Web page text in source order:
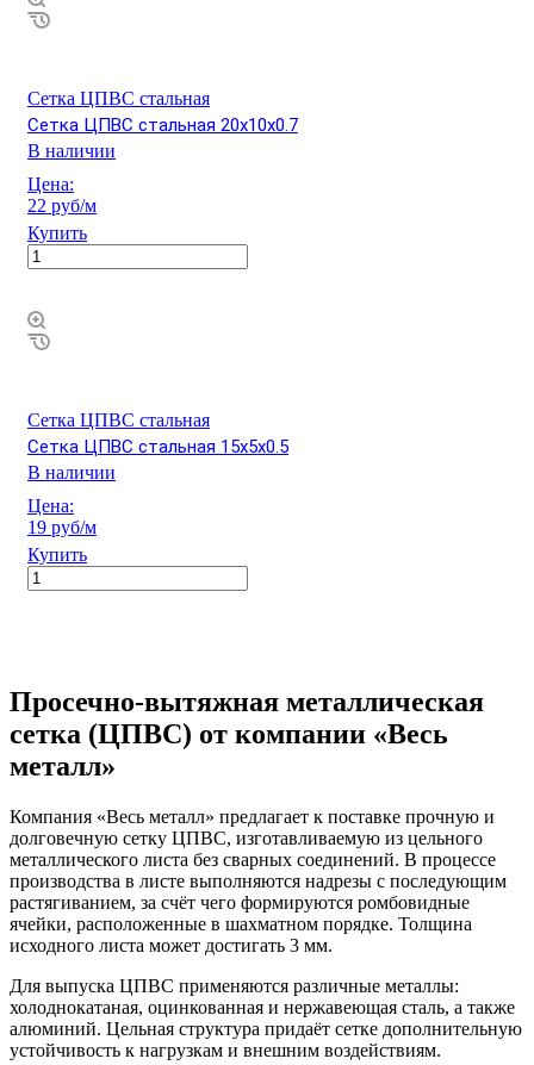
Сетка ЦПВС стальная
Сетка ЦПВС стальная 20х10х0.7
В наличии
Цена:
22 руб/м
Купить
Сетка ЦПВС стальная
Сетка ЦПВС стальная 15х5х0.5
В наличии
Цена:
19 руб/м
Купить
Просечно-вытяжная металлическая
сетка (ЦПВС) от компании «Весь
металл»
Компания «Весь металл» предлагает к поставке прочную и
долговечную сетку ЦПВС, изготавливаемую из цельного
металлического листа без сварных соединений. В процессе
производства в листе выполняются надрезы с последующим
растягиванием, за счёт чего формируются ромбовидные
ячейки, расположенные в шахматном порядке. Толщина
исходного листа может достигать 3 мм.
Для выпуска ЦПВС применяются различные металлы:
холоднокатаная, оцинкованная и нержавеющая сталь, а также
алюминий. Цельная структура придаёт сетке дополнительную
устойчивость к нагрузкам и внешним воздействиям.